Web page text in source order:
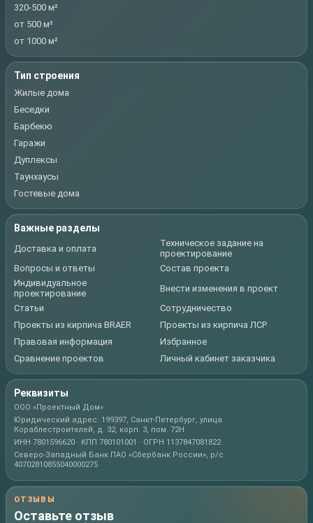
320-500 м²
от 500 м²
от 1000 м²
Тип строения
Жилые дома
Беседки
Барбекю
Гаражи
Дуплексы
Таунхаусы
Гостевые дома
Важные разделы
Доставка и оплата
Техническое задание на
проектирование
Вопросы и ответы
Состав проекта
Индивидуальное
проектирование
Внести изменения в проект
Статьи
Сотрудничество
Проекты из кирпича BRAER
Проекты из кирпича ЛСР
Правовая информация
Избранное
Сравнение проектов
Личный кабинет заказчика
Реквизиты
ООО «Проектный Дом»
Юридический адрес: 199397, Санкт-Петербург, улица
Кораблестроителей, д. 32, корп. 3, пом. 72Н
ИНН 7801596620 · КПП 780101001 · ОГРН 1137847081822
Северо-Западный Банк ПАО «Сбербанк России», р/с
40702810855040000275
ОТЗЫВЫ
Оставьте отзыв